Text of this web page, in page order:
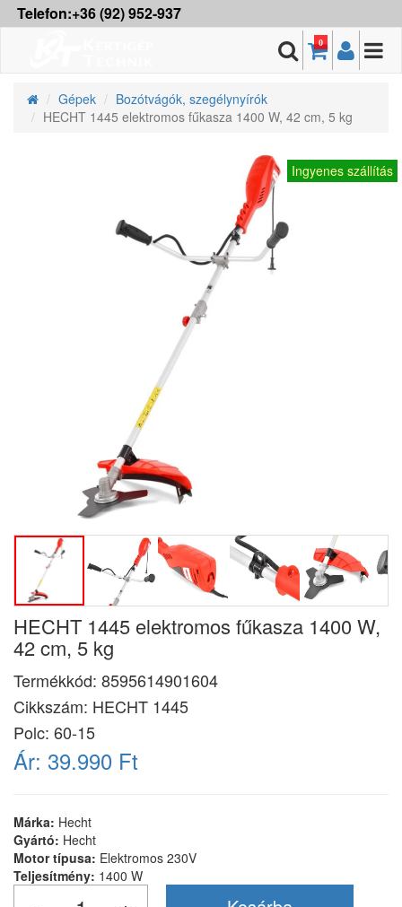
Telefon:+36 (92) 952-937
0
Gépek
Bozótvágók, szegélynyírók
HECHT 1445 elektromos fűkasza 1400 W, 42 cm, 5 kg
Ingyenes szállítás
HECHT 1445 elektromos fűkasza 1400 W,
42 cm, 5 kg
Termékkód: 8595614901604
Cikkszám: HECHT 1445
Polc: 60-15
Ár: 39.990 Ft
Márka: Hecht
Gyártó: Hecht
Motor típusa: Elektromos 230V
Teljesítmény: 1400 W